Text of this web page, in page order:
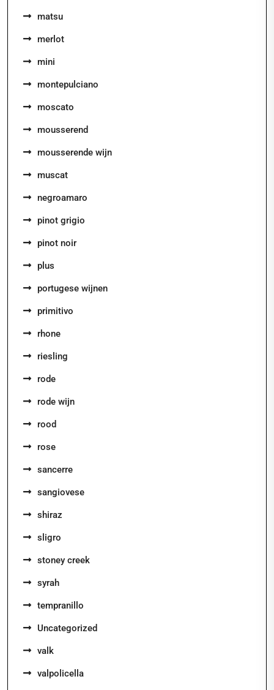
matsu
merlot
mini
montepulciano
moscato
mousserend
mousserende wijn
muscat
negroamaro
pinot grigio
pinot noir
plus
portugese wijnen
primitivo
rhone
riesling
rode
rode wijn
rood
rose
sancerre
sangiovese
shiraz
sligro
stoney creek
syrah
tempranillo
Uncategorized
valk
valpolicella